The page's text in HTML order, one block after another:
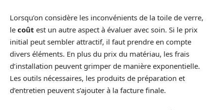
Lorsqu’on considère les inconvénients de la toile de verre,
le coût est un autre aspect à évaluer avec soin. Si le prix
initial peut sembler attractif, il faut prendre en compte
divers éléments. En plus du prix du matériau, les frais
d’installation peuvent grimper de manière exponentielle.
Les outils nécessaires, les produits de préparation et
d’entretien peuvent s’ajouter à la facture finale.